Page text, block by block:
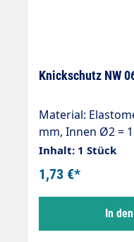
Knickschutz NW
Material:
mm, Innen Ø2 =
der wesentlich
herkömmlicher Gummi
konische
enger am
wirkungsvoll das
zwischen
Inhalt: 1 Stück
1,73 €*
In